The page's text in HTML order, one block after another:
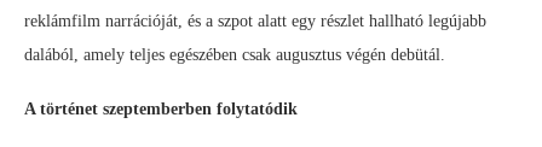
reklámfilm narrációját, és a szpot alatt egy részlet hallható legújabb
dalából, amely teljes egészében csak augusztus végén debütál.
A történet szeptemberben folytatódik